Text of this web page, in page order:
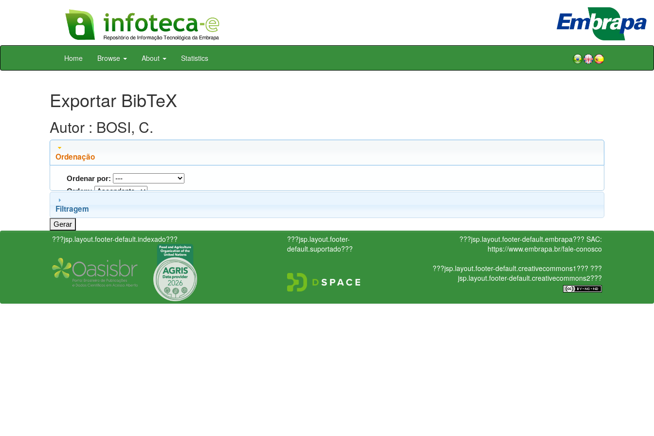
Skip
Home Browse About Statistics
Exportar BibTeX
Autor : BOSI, C.
Ordenação
Ordenar por:
Ordem:
Filtragem
???jsp.layout.footer-default.indexado???
???jsp.layout.footer-
default.suportado???
???jsp.layout.footer-default.embrapa??? SAC:
https://www.embrapa.br/fale-conosco
???jsp.layout.footer-default.creativecommons1??? ???
jsp.layout.footer-default.creativecommons2???